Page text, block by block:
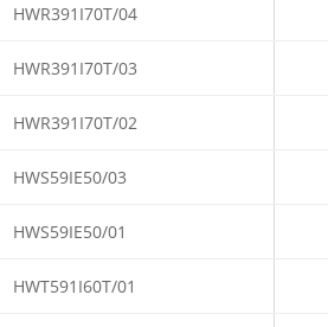
HWR391I70T/04
HWR391I70T/03
HWR391I70T/02
HWS59IE50/03
HWS59IE50/01
HWT591I60T/01